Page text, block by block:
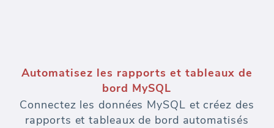
Automatisez les rapports et tableaux de
bord MySQL
Connectez les données MySQL et créez des
rapports et tableaux de bord automatisés